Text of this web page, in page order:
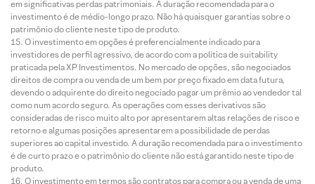
em significativas perdas patrimoniais. A duração recomendada para o
investimento é de médio-longo prazo. Não há quaisquer garantias sobre o
patrimônio do cliente neste tipo de produto.
O investimento em opções é preferencialmente indicado para
investidores de perfil agressivo, de acordo com a política de suitability
praticada pela XP Investimentos. No mercado de opções, são negociados
direitos de compra ou venda de um bem por preço fixado em data futura,
devendo o adquirente do direito negociado pagar um prêmio ao vendedor tal
como num acordo seguro. As operações com esses derivativos são
consideradas de risco muito alto por apresentarem altas relações de risco e
retorno e algumas posições apresentarem a possibilidade de perdas
superiores ao capital investido. A duração recomendada para o investimento
é de curto prazo e o patrimônio do cliente não está garantido neste tipo de
produto.
O investimento em termos são contratos para compra ou a venda de uma